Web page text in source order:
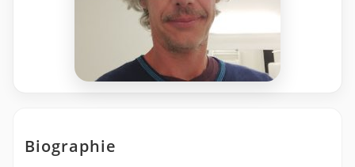
Biographie